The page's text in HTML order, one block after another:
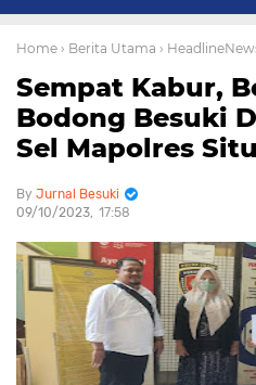
Home › Berita Utama ›
Sempat Kabur,
Bodong Besuki
Sel Mapolres
Jurnal Besuki
09/10/2023 17:58